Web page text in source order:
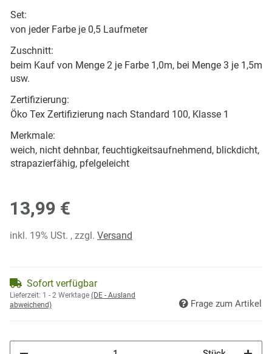
Set:
von jeder Farbe je 0,5 Laufmeter
Zuschnitt:
beim Kauf von Menge 2 je Farbe 1,0m, bei Menge 3 je 1,5m
usw.
Zertifizierung:
Öko Tex Zertifizierung nach Standard 100, Klasse 1
Merkmale:
weich, nicht dehnbar, feuchtigkeitsaufnehmend, blickdicht,
strapazierfähig, pfelgeleicht
13,99 €
inkl. 19% USt. , zzgl. Versand
Sofort verfügbar
Lieferzeit: 1 - 2 Werktage (DE - Ausland
abweichend)
Frage zum Artikel